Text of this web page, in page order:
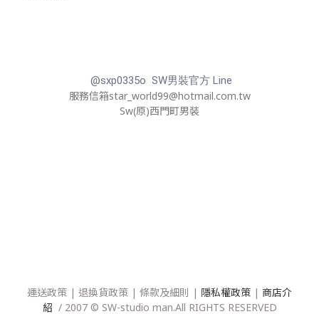
@sxp0335o SW男裝官方 Line
服務信箱star_world99@hotmail.com.tw
Sw(原)西門町男裝
運送政策 | 退換貨政策 | 條款及細則 | 隱私權政策 | 商店介
紹 / 2007 © SW-studio man.All RIGHTS RESERVED